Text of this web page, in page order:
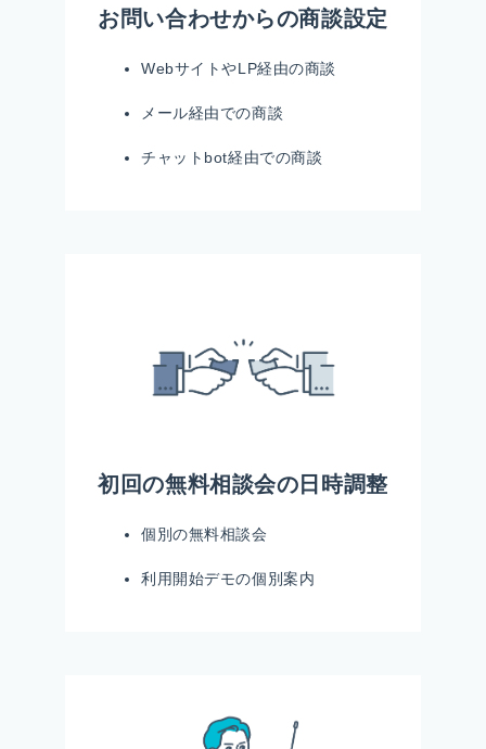
お問い合わせからの商談設定
WebサイトやLP経由の商談
メール経由での商談
チャットbot経由での商談
初回の無料相談会の日時調整
個別の無料相談会
利用開始デモの個別案内